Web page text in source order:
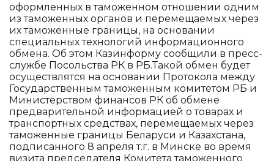
оформленных в таможенном отношении одним
из таможенных органов и перемещаемых через
их таможенные границы, на основании
специальных технологий информационного
обмена. Об этом Казинформу сообщили в пресс-
службе Посольства РК в РБ.Такой обмен будет
осуществлятся на основании Протокола между
Государственным таможенным комитетом РБ и
Министерством финансов РК об обмене
предварительной информацией о товарах и
транспортных средствах, перемещаемых через
таможенные границы Беларуси и Казахстана,
подписанного 8 апреля т.г. в Минске во время
визита председателя Комитета таможенного